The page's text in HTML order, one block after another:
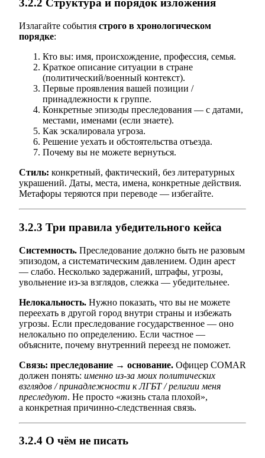
3.2.2 Структура и порядок изложения
Излагайте события строго в хронологическом
порядке:
Кто вы: имя, происхождение, профессия, семья.
Краткое описание ситуации в стране
(политический/военный контекст).
Первые проявления вашей позиции /
принадлежности к группе.
Конкретные эпизоды преследования — с датами,
местами, именами (если знаете).
Как эскалировала угроза.
Решение уехать и обстоятельства отъезда.
Почему вы не можете вернуться.
Стиль: конкретный, фактический, без литературных
украшений. Даты, места, имена, конкретные действия.
Метафоры теряются при переводе — избегайте.
3.2.3 Три правила убедительного кейса
Системность. Преследование должно быть не разовым
эпизодом, а систематическим давлением. Один арест
— слабо. Несколько задержаний, штрафы, угрозы,
увольнение из-за взглядов, слежка — убедительнее.
Нелокальность. Нужно показать, что вы не можете
переехать в другой город внутри страны и избежать
угрозы. Если преследование государственное — оно
нелокально по определению. Если частное —
объясните, почему внутренний переезд не поможет.
Связь: преследование → основание. Офицер COMAR
должен понять: именно из-за моих политических
взглядов / принадлежности к ЛГБТ / религии меня
преследуют. Не просто «жизнь стала плохой»,
а конкретная причинно-следственная связь.
3.2.4 О чём не писать